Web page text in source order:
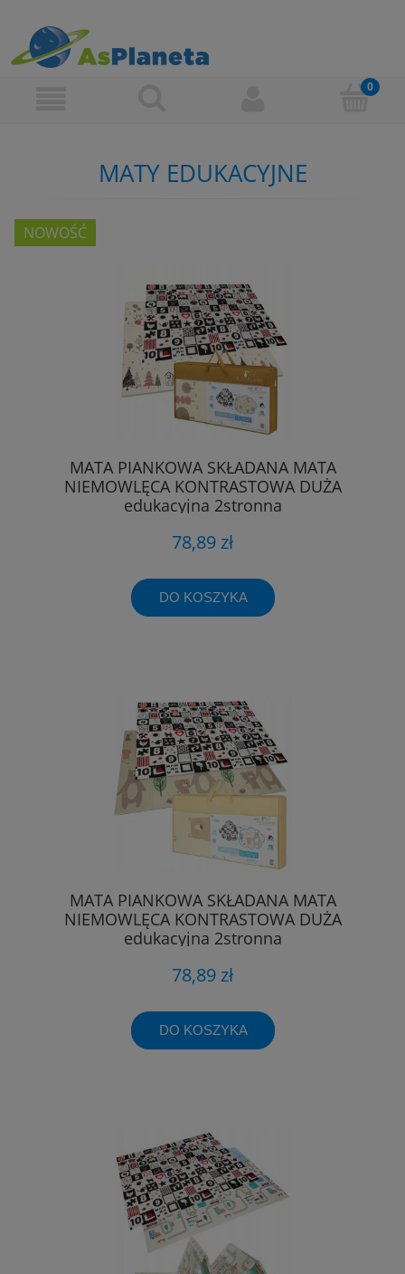
MATY EDUKACYJNE
MATA PIANKOWA SKŁADANA MATA
NIEMOWLĘCA KONTRASTOWA DUŻA
edukacyjna 2stronna
78,89 zł
DO KOSZYKA
NOWOŚĆ
MATA PIANKOWA SKŁADANA MATA
NIEMOWLĘCA KONTRASTOWA DUŻA
edukacyjna 2stronna
78,89 zł
DO KOSZYKA